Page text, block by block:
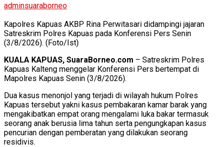
adminsuaraborneo
Kapolres Kapuas AKBP Rina Perwitasari didampingi jajaran
Satreskrim Polres Kapuas pada Konferensi Pers Senin
(3/8/2026). (Foto/Ist)
KUALA KAPUAS, SuaraBorneo.com – Satreskrim Polres
Kapuas Kalteng menggelar Konferensi Pers bertempat di
Mapolres Kapuas Senin (3/8/2026).
Dua kasus menonjol yang terjadi di wilayah hukum Polres
Kapuas tersebut yakni kasus pembakaran kamar barak yang
mengakibatkan empat orang mengalami luka bakar termasuk
seorang anak berusia lima tahun serta pengungkapan kasus
pencurian dengan pemberatan yang dilakukan seorang
residivis.